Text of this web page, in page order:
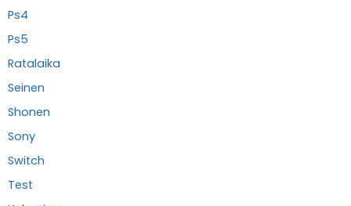
Ps4
Ps5
Ratalaika
Seinen
Shonen
Sony
Switch
Test